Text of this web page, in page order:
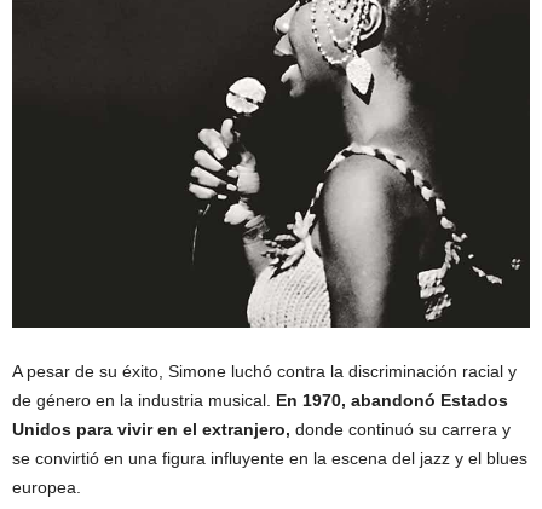
A pesar de su éxito, Simone luchó contra la discriminación racial y
de género en la industria musical. En 1970, abandonó Estados
Unidos para vivir en el extranjero, donde continuó su carrera y
se convirtió en una figura influyente en la escena del jazz y el blues
europea.